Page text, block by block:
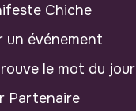
Chiche
un événement
le mot du jour
Partenaire